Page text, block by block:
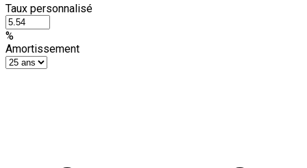
Taux personnalisé
%
Amortissement